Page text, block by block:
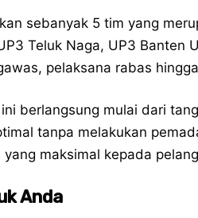
sebanyak 5 tim yang
Teluk Naga, UP3 Banten
pelaksana rabas
berlangsung mulai dari
tanpa melakukan
maksimal kepada
Anda